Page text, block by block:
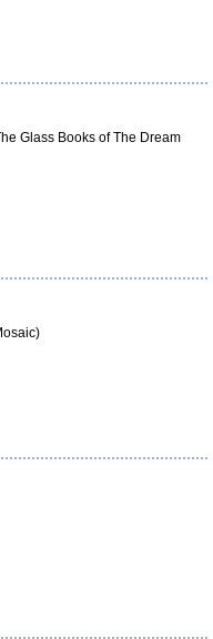
Glass Books of The Dream